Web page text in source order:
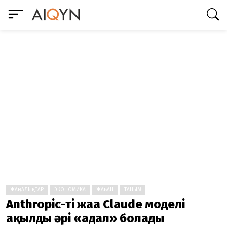
ЖАҢАЛЫҚТАР ЭКОНОМИКА ЖАҺАН ТАНЫМ
Anthropic-тің жаңа Claude моделі
ақылды әрі «адал» болады